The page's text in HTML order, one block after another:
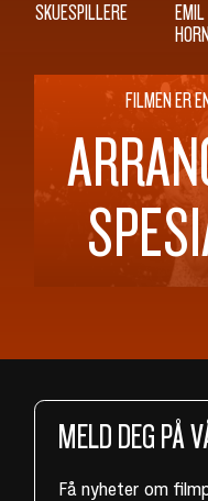
SKUESPILLERE
HORN
FILMEN ER
MELD DEG PÅ
Få nyheter om